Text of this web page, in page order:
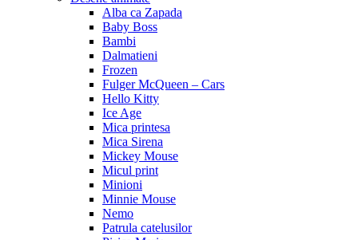
Alba ca Zapada
Baby Boss
Bambi
Dalmatieni
Frozen
Fulger McQueen – Cars
Hello Kitty
Ice Age
Mica printesa
Mica Sirena
Mickey Mouse
Micul print
Minioni
Minnie Mouse
Nemo
Patrula catelusilor